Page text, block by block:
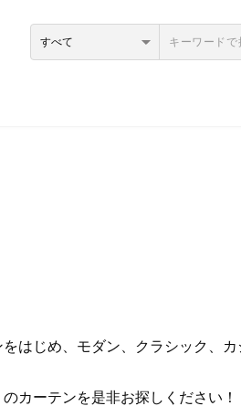
はじめ、モダン、クラシック、
カーテンを是非お探しください！